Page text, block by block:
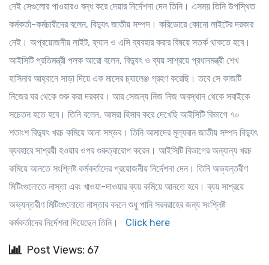
নেই সেগুলোর পাওয়ারও বন্ধ করে দেয়ার নির্দেশনা দেন তিনি। এসময় তিনি উপস্থিত
কর্মকর্তা-কর্মচারীদের বলেন, বিদ্যুৎ জাতীয় সম্পদ। করিডোরে কোনো লাইটের দরকার
নেই। অপ্রয়োজনীয় লাইট, ফ্যান ও এসি ব্যবহার করার বিষয়ে সতর্ক থাকতে হবে।
আইসিটি প্রতিমন্ত্রী পলক আরো বলেন, বিদ্যুৎ ও ব্যয় সাশ্রয়ে প্রধানমন্ত্রী শেখ
হাসিনার আহ্বানে সাড়া দিয়ে এক মাসের চ্যালেঞ্জ গ্রহণ করেছি। তবে সে কাজটি
নিজের ঘর থেকে শুরু করা দরকার। আর সেজন্য নিজ নিজ অবস্থান থেকে সবাইকে
সচেতন হতে হবে। তিনি বলেন, আমরা হিসাব করে দেখেছি আইসিটি বিভাগে ৭০
শতাংশ বিদ্যুৎ খরচ কমিয়ে আনা সম্ভব। তিনি আমাদের মূল্যবান জাতীয় সম্পদ বিদ্যুৎ
ব্যবহারে সাশ্রয়ী হওয়ার ওপর গুরুত্বারোপ করেন। আইসিটি বিভাগের অন্যান্য খরচ
কমিয়ে আনতে সংশ্লিষ্ট কর্মকর্তাদের প্রয়োজনীয় নির্দেশনা দেন। তিনি অভ্যন্তরীণ
মিটিংগুলোতে নাস্তা এবং খাওয়া-দাওয়ার ব্যয় কমিয়ে আনতে হবে। ব্যয় সাশ্রয়ে
অভ্যন্তরীণ মিটিংগুলোতে নাস্তার বদলে শুধু পানি সরবরাহের জন্য সংশ্লিষ্ট
কর্মকর্তাদের নির্দেশনা দিয়েছেন তিনি। Click here
Post Views: 67